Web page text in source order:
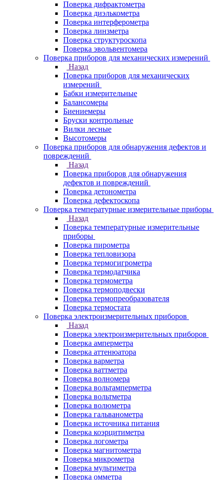
Поверка дифрактометра
Поверка диэлькометра
Поверка интерферометра
Поверка линзметра
Поверка структуроскопа
Поверка эвольвентомера
Поверка приборов для механических измерений
Назад
Поверка приборов для механических
измерений
Бабки измерительные
Балансомеры
Биениемеры
Бруски контрольные
Вилки лесные
Высотомеры
Поверка приборов для обнаружения дефектов и
повреждений
Назад
Поверка приборов для обнаружения
дефектов и повреждений
Поверка детонометра
Поверка дефектоскопа
Поверка температурные измерительные приборы
Назад
Поверка температурные измерительные
приборы
Поверка пирометра
Поверка тепловизора
Поверка термогигрометра
Поверка термодатчика
Поверка термометра
Поверка термоподвески
Поверка термопреобразователя
Поверка термостата
Поверка электроизмерительных приборов
Назад
Поверка электроизмерительных приборов
Поверка амперметра
Поверка аттенюатора
Поверка варметра
Поверка ваттметра
Поверка волномера
Поверка вольтамперметра
Поверка вольтметра
Поверка волюметра
Поверка гальванометра
Поверка источника питания
Поверка коэрцитиметра
Поверка логометра
Поверка магнитометра
Поверка микрометра
Поверка мультиметра
Поверка омметра